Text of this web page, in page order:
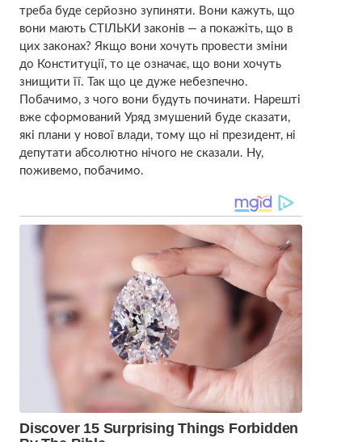
треба буде серйозно зупиняти. Вони кажуть, що
вони мають СТІЛЬКИ законів — а покажіть, що в
цих законах? Якщо вони хочуть провести зміни
до Конституції, то це означає, що вони хочуть
знищити її. Так що це дуже небезпечно.
Побачимо, з чого вони будуть починати. Нарешті
вже сформований Уряд змушений буде сказати,
які плани у нової влади, тому що ні президент, ні
депутати абсолютно нічого не сказали. Ну,
поживемо, побачимо.